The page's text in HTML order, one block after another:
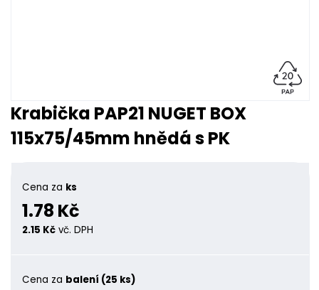
Krabička PAP21 NUGET BOX
115x75/45mm hnědá s PK
Cena za ks
1.78 Kč
2.15 Kč vč. DPH
Cena za balení (25 ks)